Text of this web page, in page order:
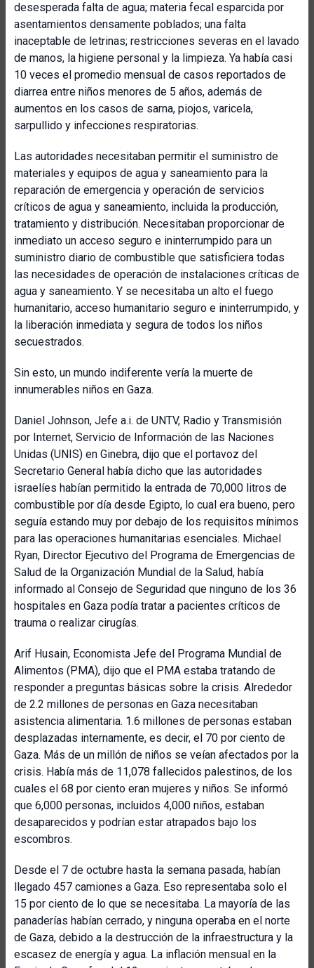
desesperada falta de agua; materia fecal esparcida por
asentamientos densamente poblados; una falta
inaceptable de letrinas; restricciones severas en el lavado
de manos, la higiene personal y la limpieza. Ya había casi
10 veces el promedio mensual de casos reportados de
diarrea entre niños menores de 5 años, además de
aumentos en los casos de sarna, piojos, varicela,
sarpullido y infecciones respiratorias.
Las autoridades necesitaban permitir el suministro de
materiales y equipos de agua y saneamiento para la
reparación de emergencia y operación de servicios
críticos de agua y saneamiento, incluida la producción,
tratamiento y distribución. Necesitaban proporcionar de
inmediato un acceso seguro e ininterrumpido para un
suministro diario de combustible que satisficiera todas
las necesidades de operación de instalaciones críticas de
agua y saneamiento. Y se necesitaba un alto el fuego
humanitario, acceso humanitario seguro e ininterrumpido, y
la liberación inmediata y segura de todos los niños
secuestrados.
Sin esto, un mundo indiferente vería la muerte de
innumerables niños en Gaza.
Daniel Johnson, Jefe a.i. de UNTV, Radio y Transmisión
por Internet, Servicio de Información de las Naciones
Unidas (UNIS) en Ginebra, dijo que el portavoz del
Secretario General había dicho que las autoridades
israelíes habían permitido la entrada de 70,000 litros de
combustible por día desde Egipto, lo cual era bueno, pero
seguía estando muy por debajo de los requisitos mínimos
para las operaciones humanitarias esenciales. Michael
Ryan, Director Ejecutivo del Programa de Emergencias de
Salud de la Organización Mundial de la Salud, había
informado al Consejo de Seguridad que ninguno de los 36
hospitales en Gaza podía tratar a pacientes críticos de
trauma o realizar cirugías.
Arif Husain, Economista Jefe del Programa Mundial de
Alimentos (PMA), dijo que el PMA estaba tratando de
responder a preguntas básicas sobre la crisis. Alrededor
de 2.2 millones de personas en Gaza necesitaban
asistencia alimentaria. 1.6 millones de personas estaban
desplazadas internamente, es decir, el 70 por ciento de
Gaza. Más de un millón de niños se veían afectados por la
crisis. Había más de 11,078 fallecidos palestinos, de los
cuales el 68 por ciento eran mujeres y niños. Se informó
que 6,000 personas, incluidos 4,000 niños, estaban
desaparecidos y podrían estar atrapados bajo los
escombros.
Desde el 7 de octubre hasta la semana pasada, habían
llegado 457 camiones a Gaza. Eso representaba solo el
15 por ciento de lo que se necesitaba. La mayoría de las
panaderías habían cerrado, y ninguna operaba en el norte
de Gaza, debido a la destrucción de la infraestructura y la
escasez de energía y agua. La inflación mensual en la